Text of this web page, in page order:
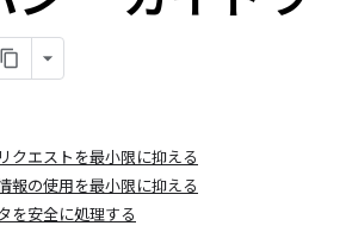
クエストを最小限に抑える
報の使用を最小限に抑える
を安全に処理する